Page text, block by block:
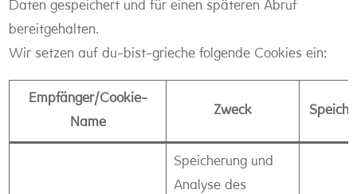
Daten gespeichert und für einen späteren Abruf
bereitgehalten.
Wir setzen auf du-bist-grieche folgende Cookies ein:
Empfänger/Cookie-
Name
Zweck
Speicherung und
Analyse des